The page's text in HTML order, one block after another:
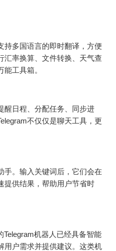
持多国语言的即时翻译，方便
汇率换算、文件转换、天气查
工具箱。
醒日程、分配任务、同步进
不仅仅是聊天工具，更
手。输入关键词后，它们会在
提供结果，帮助用户节省时
机器人已经具备智能
用户需求并提供建议。这类机